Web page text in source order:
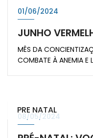
01/06/2024
JUNHO
MÊS DA
COMBATE À ANEMIA E
PRE NATAL
08/05/2024